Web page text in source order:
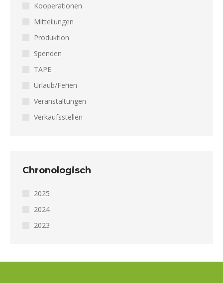
Kooperationen
Mitteilungen
Produktion
Spenden
TAPE
Urlaub/Ferien
Veranstaltungen
Verkaufsstellen
Chronologisch
2025
2024
2023